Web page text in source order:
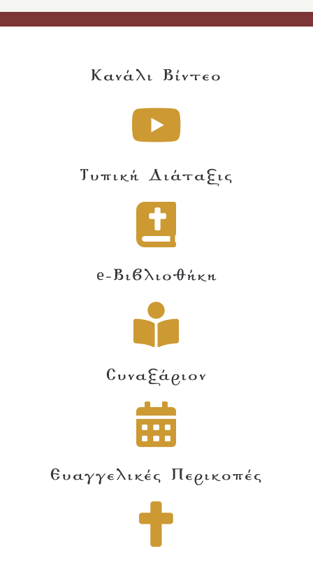
Κανάλι Βίντεο
Τυπική Διάταξις
e-Βιβλιοθήκη
Συναξάριον
Ευαγγελικές Περικοπές